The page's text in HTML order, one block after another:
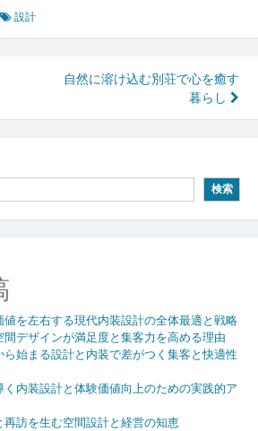
設計
自然に溶け込む別荘で心を癒す
暮らし
検索
を左右する現代内装設計の全体最適と戦略
デザインが満足度と集客力を高める理由
始まる設計と内装で差がつく集客と快適性
内装設計と体験価値向上のための実践的ア
訪を生む空間設計と経営の知恵